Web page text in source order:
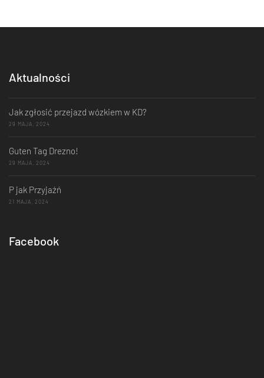
Aktualności
Jak zgłosić przejazd wózkiem w KD?
29 MAJA, 2024
Guten Tag Drezno!
29 MAJA, 2024
P jak Przyjaźń
21 MAJA, 2024
Facebook